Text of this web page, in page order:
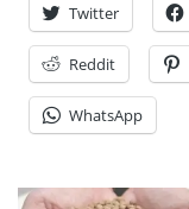
Twitter
Reddit
WhatsApp